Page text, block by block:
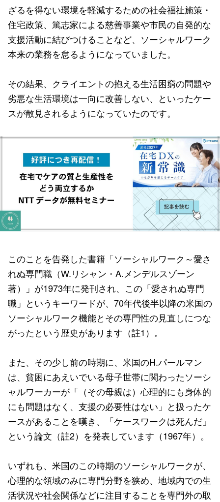
ざるを得ない環境を軽減するための社会福祉施策・
住宅政策、篤志家による慈善事業や市民の自発的な
支援活動に結びつけることなど、ソーシャルワーク
本来の業務を怠るようになっていました。
その結果、クライエントの抱える生活困窮の問題や
劣悪な生活環境は一向に改善しない、といったケー
スが散見されるようになっていたのです。
このことを告発した書籍「ソーシャルワーク～愛さ
れぬ専門職（W.リシャン・A.メンデルスゾーン
著）」が1973年に発刊され、この「愛されぬ専門
職」というキーワードが、70年代後半以降の米国の
ソーシャルワーク機能とその専門性の見直しにつな
がったという歴史があります（註1）。
また、その少し前の時期に、米国のH.パールマン
は、貧困にあえいでいる母子世帯に関わったソーシ
ャルワーカーが「（その母親は）心理的にも身体的
にも問題はなく、支援の必要性はない」と扱ったケ
ースがあることを嘆き、「ケースワークは死んだ」
という論文（註2）を発表しています（1967年）。
いずれも、米国のこの時期のソーシャルワークが、
心理的な領域のみに専門分野を狭め、地域内での生
活状況や社会関係などに注目することを専門外の取